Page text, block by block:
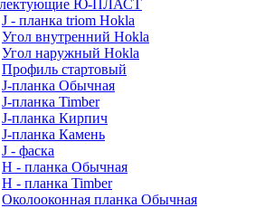
Ю-ПЛАСТ
J - планка triom Hokla
Угол внутренний Hokla
Угол наружный Hokla
Профиль стартовый
J-планка Обычная
J-планка Timber
J-планка Кирпич
J-планка Камень
J - фаска
Н - планка Обычная
Н - планка Timber
Околооконная планка Обычная